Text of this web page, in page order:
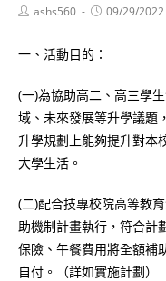
Postashs560
Post09/29/2022
一、活動目的：
(一)為協助高二、高三學
域、未來發展等升學議題
升學規劃上能夠提升對本
大學生活。
(二)配合技專校院高等教
助機制計畫執行，符合計
保險、午餐費用將全額補
自付。（詳如實施計劃）